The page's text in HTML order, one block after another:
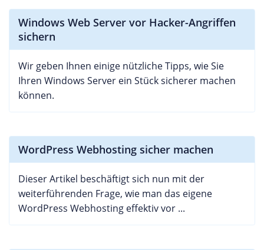
Windows Web Server vor Hacker-Angriffen
sichern
Wir geben Ihnen einige nützliche Tipps, wie Sie
Ihren Windows Server ein Stück sicherer machen
können.
WordPress Webhosting sicher machen
Dieser Artikel beschäftigt sich nun mit der
weiterführenden Frage, wie man das eigene
WordPress Webhosting effektiv vor ...